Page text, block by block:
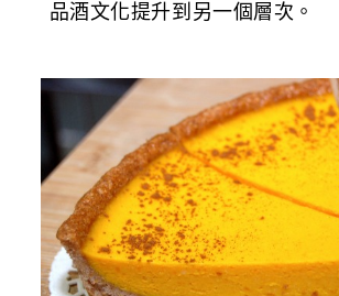
品酒文化提升到另一個層次。